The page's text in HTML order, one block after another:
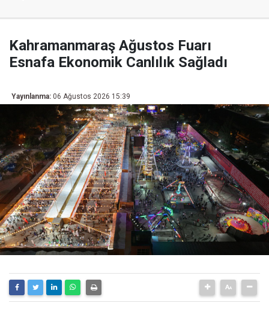
Kahramanmaraş Ağustos Fuarı
Esnafa Ekonomik Canlılık Sağladı
Yayınlanma: 06 Ağustos 2026 15:39